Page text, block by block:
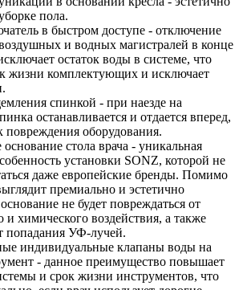
пола.
в быстром доступе - отключение
и водных магистралей в конце
остаток воды в системе, что
жизни комплектующих и исключает
спинкой - при наезде на
останавливается и отдается вперед,
повреждения оборудования.
стола врача - уникальная
установки SONZ, которой не
даже европейские бренды. Помимо
премиально и эстетично
не будет повреждаться от
и химического воздействия, а также
попадания УФ-лучей.
индивидуальные клапаны воды на
- данное преимущество повышает
и срок жизни инструментов, что